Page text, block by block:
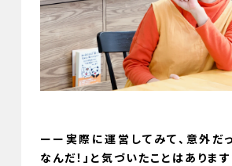
ーー実際に運営してみて、意外だ
なんだ！」と気づいたことはあります